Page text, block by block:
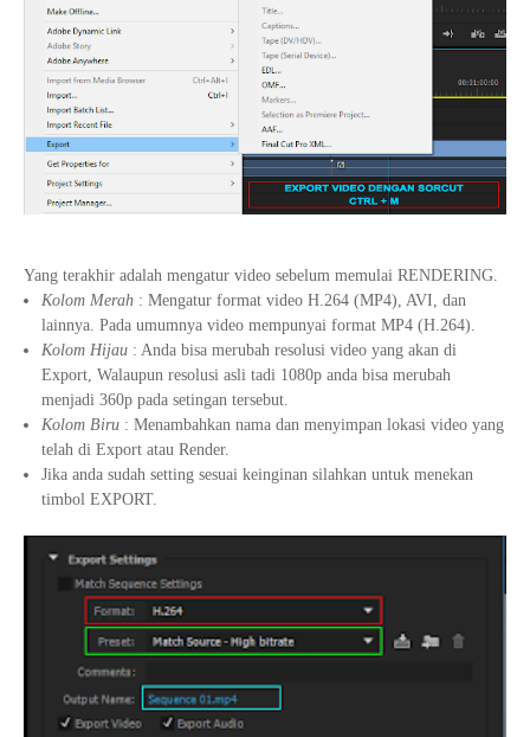
Yang terakhir adalah mengatur video sebelum memulai RENDERING.
Kolom Merah : Mengatur format video H.264 (MP4), AVI, dan
lainnya. Pada umumnya video mempunyai format MP4 (H.264).
Kolom Hijau : Anda bisa merubah resolusi video yang akan di
Export, Walaupun resolusi asli tadi 1080p anda bisa merubah
menjadi 360p pada setingan tersebut.
Kolom Biru : Menambahkan nama dan menyimpan lokasi video yang
telah di Export atau Render.
Jika anda sudah setting sesuai keinginan silahkan untuk menekan
timbol EXPORT.